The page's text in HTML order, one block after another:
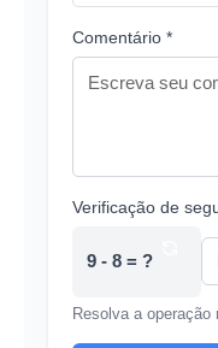
Comentário *
Verificação de
9 - 8 = ?
Resolva a